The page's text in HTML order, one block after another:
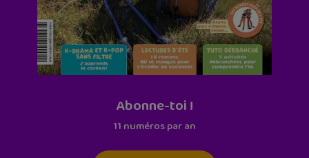
Abonne-toi !
11 numéros par an